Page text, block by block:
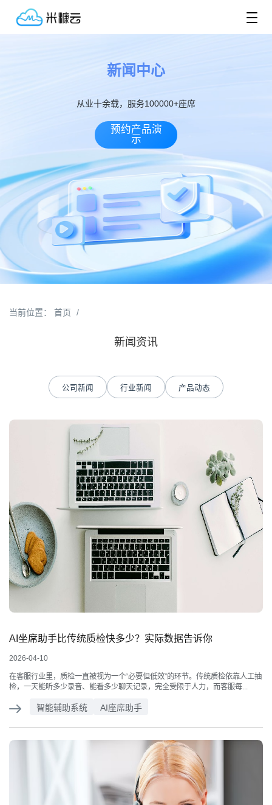
新闻中心
从业十余载，服务100000+座席
预约产品演
示
当前位置： 首页 /
新闻资讯
公司新闻 行业新闻 产品动态
AI坐席助手比传统质检快多少？实际数据告诉你
2026-04-10
在客服行业里，质检一直被视为一个“必要但低效”的环节。传统质检依靠人工抽
检，一天能听多少录音、能看多少聊天记录，完全受限于人力，而客服每...
智能辅助系统 AI座席助手